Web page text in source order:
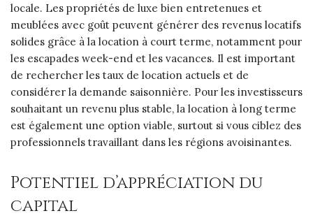
locale. Les propriétés de luxe bien entretenues et
meublées avec goût peuvent générer des revenus locatifs
solides grâce à la location à court terme, notamment pour
les escapades week-end et les vacances. Il est important
de rechercher les taux de location actuels et de
considérer la demande saisonnière. Pour les investisseurs
souhaitant un revenu plus stable, la location à long terme
est également une option viable, surtout si vous ciblez des
professionnels travaillant dans les régions avoisinantes.
Potentiel d’appréciation du
capital